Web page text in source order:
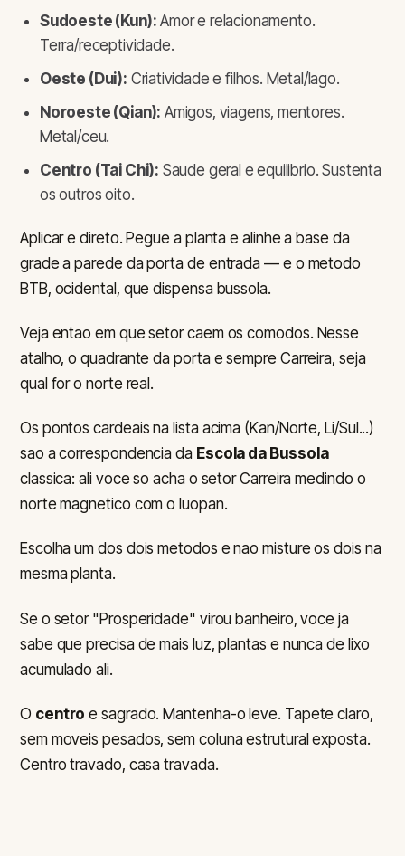
Sudoeste (Kun): Amor e relacionamento.
Terra/receptividade.
Oeste (Dui): Criatividade e filhos. Metal/lago.
Noroeste (Qian): Amigos, viagens, mentores.
Metal/ceu.
Centro (Tai Chi): Saude geral e equilibrio. Sustenta
os outros oito.
Aplicar e direto. Pegue a planta e alinhe a base da
grade a parede da porta de entrada — e o metodo
BTB, ocidental, que dispensa bussola.
Veja entao em que setor caem os comodos. Nesse
atalho, o quadrante da porta e sempre Carreira, seja
qual for o norte real.
Os pontos cardeais na lista acima (Kan/Norte, Li/Sul...)
sao a correspondencia da Escola da Bussola
classica: ali voce so acha o setor Carreira medindo o
norte magnetico com o luopan.
Escolha um dos dois metodos e nao misture os dois na
mesma planta.
Se o setor "Prosperidade" virou banheiro, voce ja
sabe que precisa de mais luz, plantas e nunca de lixo
acumulado ali.
O centro e sagrado. Mantenha-o leve. Tapete claro,
sem moveis pesados, sem coluna estrutural exposta.
Centro travado, casa travada.